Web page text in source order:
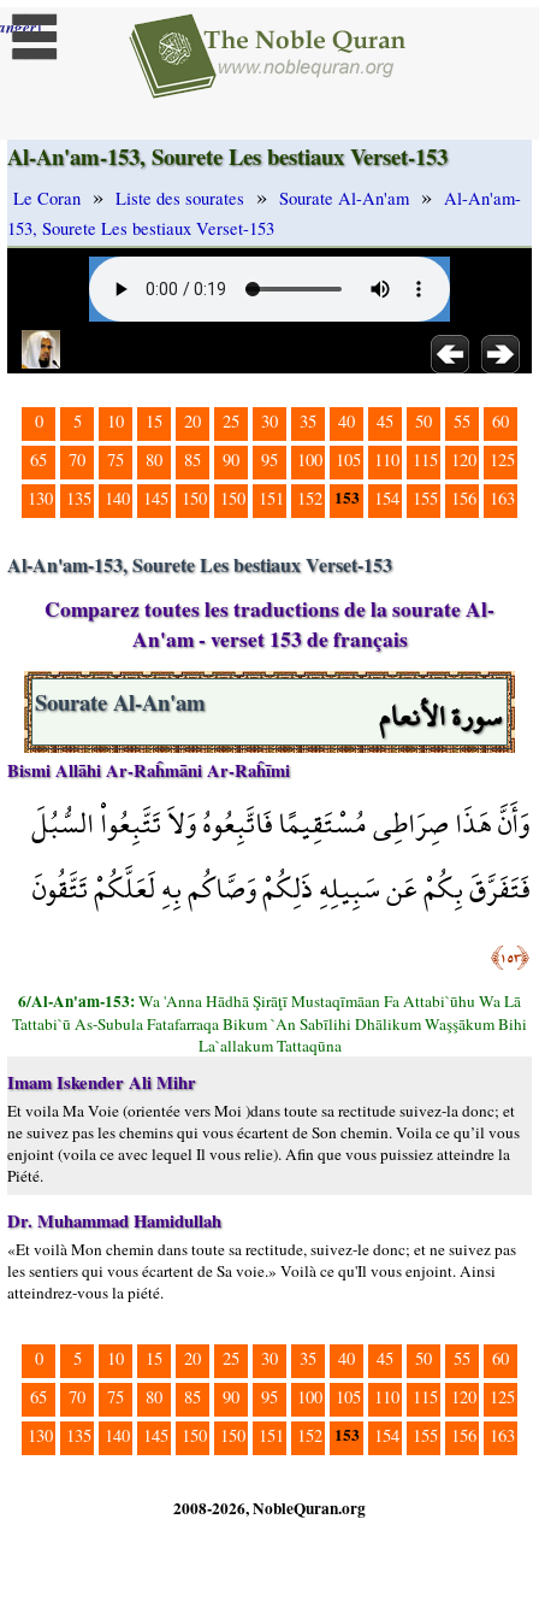
]
Al-An'am-153, Sourete Les bestiaux Verset-153
Le Coran » Liste des sourates » Sourate Al-An'am » Al-An'am-
153, Sourete Les bestiaux Verset-153
0 5 10 15 20 25 30 35 40 45 50 55
60
65
70 75 80 85 90 95 100 105 110 115 120
125
130
135 140 145 150 150 151 152 153 154 155 156 163
Al-An'am-153, Sourete Les bestiaux Verset-153
Comparez toutes les traductions de la sourate Al-
An'am - verset 153 de français
سورة الأنعام Sourate Al-An'am
Bismi Allāhi Ar-Raĥmāni Ar-Raĥīmi
وَأَنَّ هَذَا صِرَاطِي مُسْتَقِيمًا فَاتَّبِعُوهُ وَلاَ تَتَّبِعُواْ السُّبُلَ
فَتَفَرَّقَ بِكُمْ عَن سَبِيلِهِ ذَلِكُمْ وَصَّاكُم بِهِ لَعَلَّكُمْ تَتَّقُونَ
﴿١٥٣﴾
6/Al-An'am-153:Wa 'Anna Hādhā Şirāţī Mustaqīmāan Fa Attabi`ūhu Wa Lā
Tattabi`ū As-Subula Fatafarraqa Bikum `An Sabīlihi Dhālikum Waşşākum Bihi
La`allakum Tattaqūna
Imam Iskender Ali Mihr
Et voila Ma Voie (orientée vers Moi )dans toute sa rectitude suivez-la donc; et
ne suivez pas les chemins qui vous écartent de Son chemin. Voila ce qu’il vous
enjoint (voila ce avec lequel Il vous relie). Afin que vous puissiez atteindre la
Piété.
Dr. Muhammad Hamidullah
«Et voilà Mon chemin dans toute sa rectitude, suivez-le donc; et ne suivez pas
les sentiers qui vous écartent de Sa voie.» Voilà ce qu'Il vous enjoint. Ainsi
atteindrez-vous la piété.
0 5 10 15 20 25 30 35 40 45 50 55
60
65
70 75 80 85 90 95 100 105 110 115 120
125
130
135 140 145 150 150 151 152 153 154 155 156 163
2008-2026, NobleQuran.org